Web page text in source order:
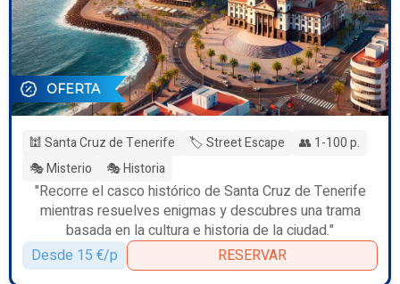
OFERTA
🕍 Santa Cruz de Tenerife 🏷️ Street Escape
👥 1-100 p.
🎭 Misterio
🎭 Historia
"Recorre el casco histórico de Santa Cruz de Tenerife
mientras resuelves enigmas y descubres una trama
basada en la cultura e historia de la ciudad."
Desde 15 €/p
RESERVAR